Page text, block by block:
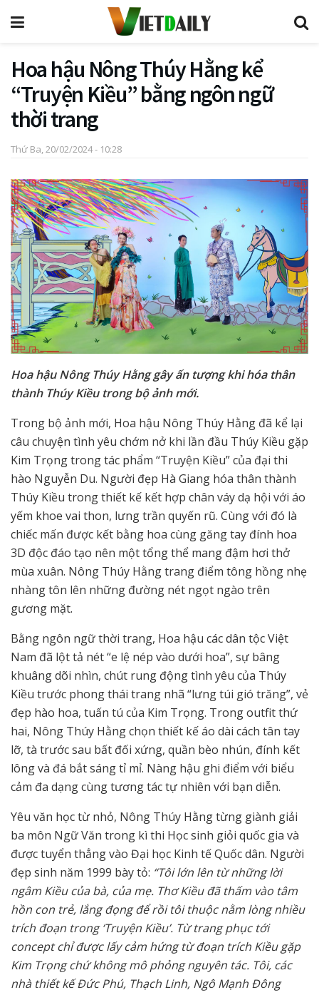
Hoa hậu Nông Thúy Hằng kể
“Truyện Kiều” bằng ngôn ngữ
thời trang
Thứ Ba, 20/02/2024 - 10:28
Hoa hậu Nông Thúy Hằng gây ấn tượng khi hóa thân
thành Thúy Kiều trong bộ ảnh mới.
Trong bộ ảnh mới, Hoa hậu Nông Thúy Hằng đã kể lại
câu chuyện tình yêu chớm nở khi lần đầu Thúy Kiều gặp
Kim Trọng trong tác phẩm “Truyện Kiều” của đại thi
hào Nguyễn Du. Người đẹp Hà Giang hóa thân thành
Thúy Kiều trong thiết kế kết hợp chân váy dạ hội với áo
yếm khoe vai thon, lưng trần quyến rũ. Cùng với đó là
chiếc mấn được kết bằng hoa cùng găng tay đính hoa
3D độc đáo tạo nên một tổng thể mang đậm hơi thở
mùa xuân. Nông Thúy Hằng trang điểm tông hồng nhẹ
nhàng tôn lên những đường nét ngọt ngào trên
gương mặt.
Bằng ngôn ngữ thời trang, Hoa hậu các dân tộc Việt
Nam đã lột tả nét “e lệ nép vào dưới hoa”, sự bâng
khuâng dõi nhìn, chút rung động tình yêu của Thúy
Kiều trước phong thái trang nhã “lưng túi gió trăng”, vẻ
đẹp hào hoa, tuấn tú của Kim Trọng. Trong outfit thứ
hai, Nông Thúy Hằng chọn thiết kế áo dài cách tân tay
lỡ, tà trước sau bất đối xứng, quần bèo nhún, đính kết
lông và đá bắt sáng tỉ mỉ. Nàng hậu ghi điểm với biểu
cảm đa dạng cùng tương tác tự nhiên với bạn diễn.
Yêu văn học từ nhỏ, Nông Thúy Hằng từng giành giải
ba môn Ngữ Văn trong kì thi Học sinh giỏi quốc gia và
được tuyển thẳng vào Đại học Kinh tế Quốc dân. Người
đẹp sinh năm 1999 bày tỏ: “Tôi lớn lên từ những lời
ngâm Kiều của bà, của mẹ. Thơ Kiều đã thấm vào tâm
hồn con trẻ, lắng đọng để rồi tôi thuộc nằm lòng nhiều
trích đoạn trong ‘Truyện Kiều’. Từ trang phục tới
concept chỉ được lấy cảm hứng từ đoạn trích Kiều gặp
Kim Trọng chứ không mô phỏng nguyên tác. Tôi, các
nhà thiết kế Đức Phú, Thạch Linh, Ngô Mạnh Đông